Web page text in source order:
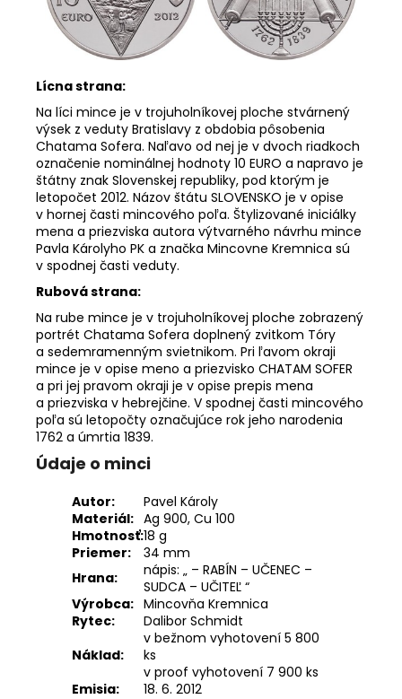
Lícna strana:
Na líci mince je v trojuholníkovej ploche stvárnený
výsek z veduty Bratislavy z obdobia pôsobenia
Chatama Sofera. Naľavo od nej je v dvoch riadkoch
označenie nominálnej hodnoty 10 EURO a napravo je
štátny znak Slovenskej republiky, pod ktorým je
letopočet 2012. Názov štátu SLOVENSKO je v opise
v hornej časti mincového poľa. Štylizované iniciálky
mena a priezviska autora výtvarného návrhu mince
Pavla Károlyho PK a značka Mincovne Kremnica sú
v spodnej časti veduty.
Rubová strana:
Na rube mince je v trojuholníkovej ploche zobrazený
portrét Chatama Sofera doplnený zvitkom Tóry
a sedemramenným svietnikom. Pri ľavom okraji
mince je v opise meno a priezvisko CHATAM SOFER
a pri jej pravom okraji je v opise prepis mena
a priezviska v hebrejčine. V spodnej časti mincového
poľa sú letopočty označujúce rok jeho narodenia
1762 a úmrtia 1839.
Údaje o minci
Autor:
Pavel Károly
Materiál: Ag 900, Cu 100
Hmotnosť:18 g
Priemer:
34 mm
Hrana:
nápis: „ – RABÍN – UČENEC –
SUDCA – UČITEĽ “
Výrobca: Mincovňa Kremnica
Rytec:
Dalibor Schmidt
Náklad:
v bežnom vyhotovení 5 800
ks
v proof vyhotovení 7 900 ks
Emisia:
18. 6. 2012